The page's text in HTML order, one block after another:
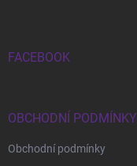
FACEBOOK
OBCHODNÍ PODMÍNKY
Obchodní podmínky